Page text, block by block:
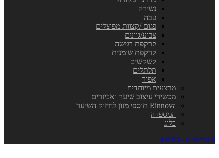
נשירה
עבה
פגום /קצוות מפוצלים
צבוע/גוונים
קרקפת רגישה
קרקפת שומנית
קשקשים
תלתלים
אפור
מבצעים מיוחדים
מכשירי עיצוב שיער ואביזרים
Rinnova תוספי מזון לחיזוק השיער
המספרה
בלוג
0 פריט\ים - ₪0.00